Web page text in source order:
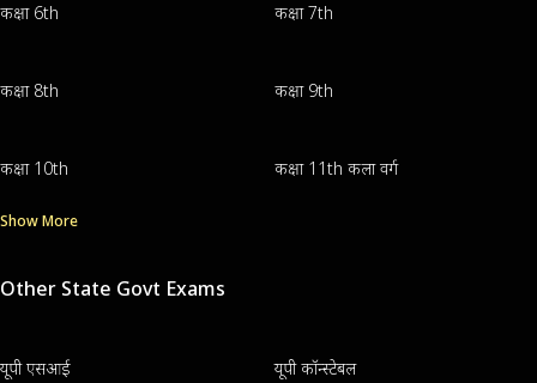
कक्षा 6th कक्षा 7th
कक्षा 8th कक्षा 9th
कक्षा 10th कक्षा 11th कला वर्ग
Show More
Other State Govt Exams
यूपी एसआई यूपी कॉन्स्टेबल